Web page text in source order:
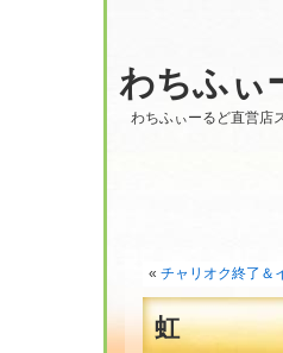
わちふぃ
わちふぃーるど直営店
« チャリオク終了
虹